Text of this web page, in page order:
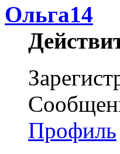
Ольга14
Профиль